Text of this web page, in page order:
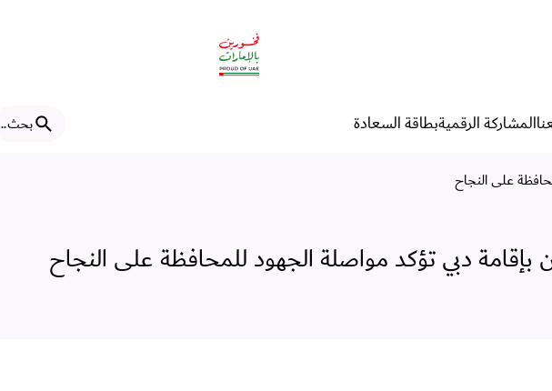
مواصلة الجهود للمحافظة على النجاح
المشاركة الرقميةبطاقة السعادة بحث..
على النجاح
بإقامة دبي تؤكد مواصلة الجهود للمحافظة على النجاح